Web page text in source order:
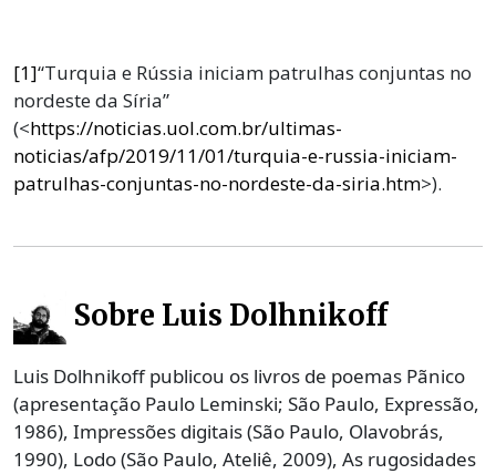
[1]“Turquia e Rússia iniciam patrulhas conjuntas no
nordeste da Síria”
(<https://noticias.uol.com.br/ultimas-
noticias/afp/2019/11/01/turquia-e-russia-iniciam-
patrulhas-conjuntas-no-nordeste-da-siria.htm>).
Sobre Luis Dolhnikoff
Luis Dolhnikoff publicou os livros de poemas Pãnico
(apresentação Paulo Leminski; São Paulo, Expressão,
1986), Impressões digitais (São Paulo, Olavobrás,
1990), Lodo (São Paulo, Ateliê, 2009), As rugosidades